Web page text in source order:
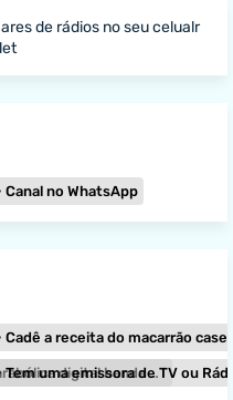
Canal no WhatsApp
Cadê a receita do macarrão caseiro
digital banda KU?
Tem uma emissora de TV ou Rádio